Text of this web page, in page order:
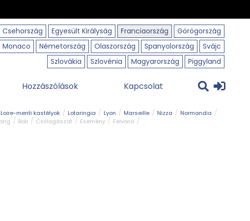
Csehország Egyesült Királyság Franciaország
Görögország
Monaco Németország Olaszország Spanyolország
Svájc
Szlovákia
Szlovénia Magyarország Piggyland
Hozzászólások Kapcsolat
Loire-menti kastélyok Lotaringia Lyon Marseille Nizza
Normandia
Bob Csillagászat Esemény
Felvonó